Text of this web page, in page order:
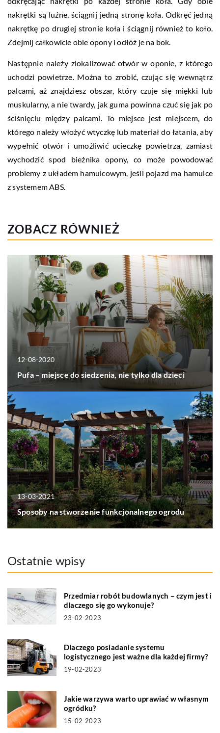
nakrętki są luźne, ściągnij jedną stronę koła. Odkręć jedną
nakrętkę po drugiej stronie koła i ściągnij również to koło.
Zdejmij całkowicie obie opony i odłóż je na bok.
Następnie należy zlokalizować otwór w oponie, z którego
uchodzi powietrze. Można to zrobić, czując się wewnątrz
palcami, aż znajdziesz obszar, który czuje się miękki lub
muskularny, a nie twardy, jak guma powinna czuć się jak po
ściśnięciu między palcami. To miejsce jest miejscem, do
którego należy włożyć wtyczkę lub materiał do łatania, aby
wypełnić otwór i umożliwić ucieczkę powietrza, zamiast
wychodzić spod bieżnika opony, co może powodować
problemy z układem hamulcowym, jeśli pojazd ma hamulce
z systemem ABS.
ZOBACZ RÓWNIEŻ
12-08-2020
Pufa – miejsce do siedzenia, nie tylko dla dzieci
13-03-2021
Sposoby na stworzenie funkcjonalnego ogrodu
Ostatnie wpisy
Przedmiar robót budowlanych – czym jest i
dlaczego się go wykonuje?
23-02-2023
Dlaczego posiadanie systemu
logistycznego jest ważne dla każdej firmy?
19-02-2023
Jakie warzywa warto uprawiać w własnym
ogródku?
15-02-2023